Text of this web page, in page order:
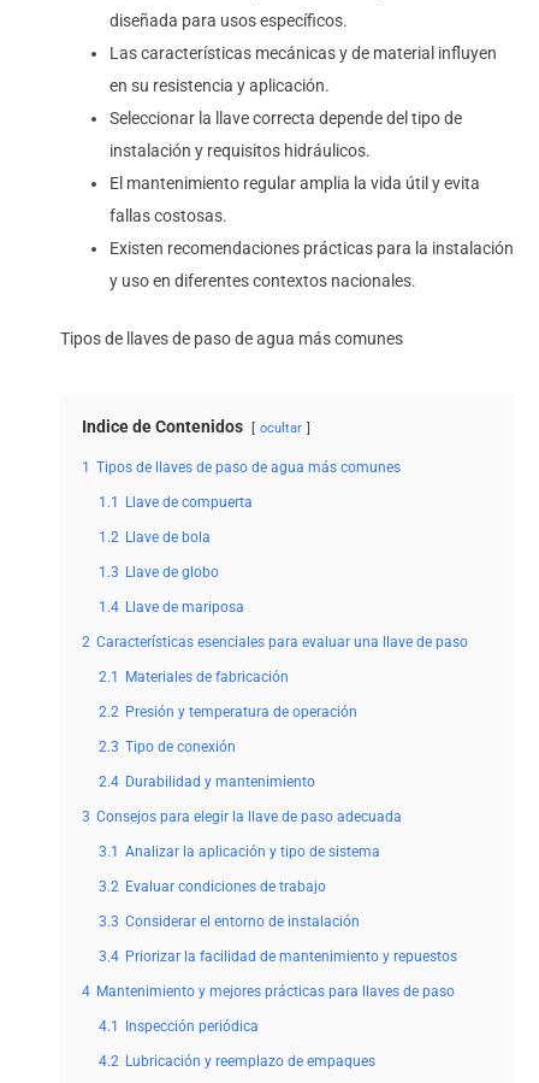
diseñada para usos específicos.
Las características mecánicas y de material influyen
en su resistencia y aplicación.
Seleccionar la llave correcta depende del tipo de
instalación y requisitos hidráulicos.
El mantenimiento regular amplia la vida útil y evita
fallas costosas.
Existen recomendaciones prácticas para la instalación
y uso en diferentes contextos nacionales.
Tipos de llaves de paso de agua más comunes
Indice de Contenidos ocultar
1 Tipos de llaves de paso de agua más comunes
1.1 Llave de compuerta
1.2 Llave de bola
1.3 Llave de globo
1.4 Llave de mariposa
2 Características esenciales para evaluar una llave de paso
2.1 Materiales de fabricación
2.2 Presión y temperatura de operación
2.3 Tipo de conexión
2.4 Durabilidad y mantenimiento
3 Consejos para elegir la llave de paso adecuada
3.1 Analizar la aplicación y tipo de sistema
3.2 Evaluar condiciones de trabajo
3.3 Considerar el entorno de instalación
3.4 Priorizar la facilidad de mantenimiento y repuestos
4 Mantenimiento y mejores prácticas para llaves de paso
4.1 Inspección periódica
4.2 Lubricación y reemplazo de empaques